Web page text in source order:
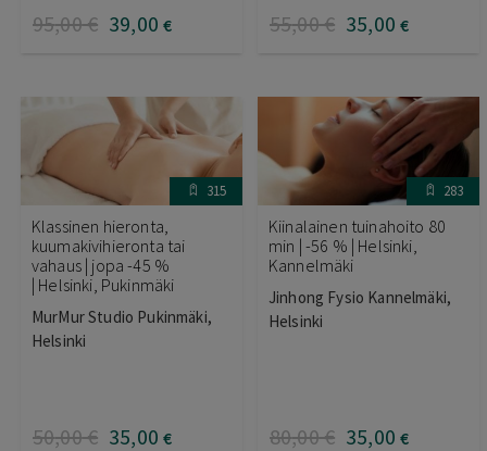
95,00€ 39,00 € 55,00€ 35,00 €
315
Klassinen hieronta,
kuumakivihieronta tai
vahaus | jopa -45 %
| Helsinki, Pukinmäki
MurMur Studio Pukinmäki,
Helsinki
50,00€ 35,00 €
283
Kiinalainen tuinahoito 80
min | -56 % | Helsinki,
Kannelmäki
Jinhong Fysio Kannelmäki,
Helsinki
80,00€ 35,00 €